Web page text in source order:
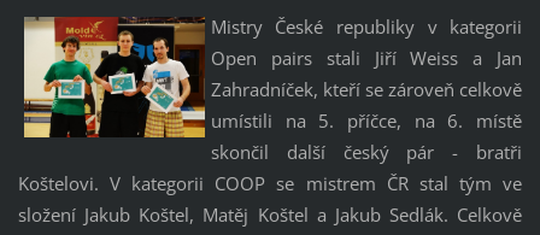
Mistry České republiky v kategorii
Open pairs stali Jiří Weiss a Jan
Zahradníček, kteří se zároveň celkově
umístili na 5. příčce, na 6. místě
skončil další český pár - bratři
Koštelovi. V kategorii COOP se mistrem ČR stal tým ve
složení Jakub Koštel, Matěj Koštel a Jakub Sedlák. Celkově